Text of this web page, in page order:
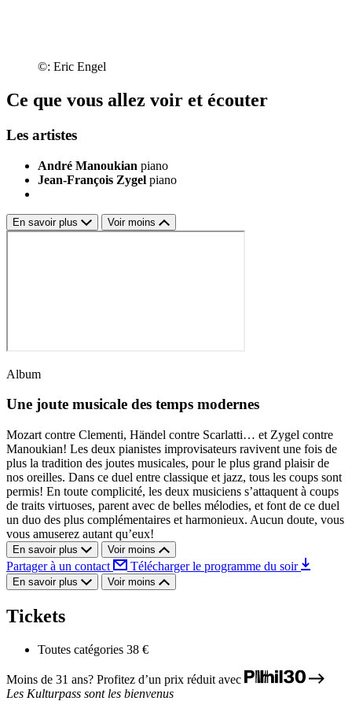
©: Eric Engel
Ce que vous allez voir et écouter
Les artistes
André Manoukian piano
Jean-François Zygel piano
En savoir plus Voir moins
Album
Une joute musicale des temps modernes
Mozart contre Clementi, Händel contre Scarlatti… et Zygel contre
Manoukian! Les deux pianistes improvisateurs ravivent une fois de
plus la tradition des joutes musicales, pour le plus grand plaisir de
nos oreilles. Dans ce duel entre classique et jazz, tous les coups sont
permis! En toute complicité, les deux musiciens s’attaquent à coups
de traits virtuoses, parent avec de belles mélodies, et font de ce duel
un duo des plus complémentaires et harmonieux. Aucun doute, vous
vous amuserez autant qu’eux!
En savoir plus Voir moins
Partager à un contact Télécharger le programme du soir
En savoir plus Voir moins
Tickets
Toutes catégories 38 €
Moins de 31 ans? Profitez d’un prix réduit avec
Les Kulturpass sont les bienvenus